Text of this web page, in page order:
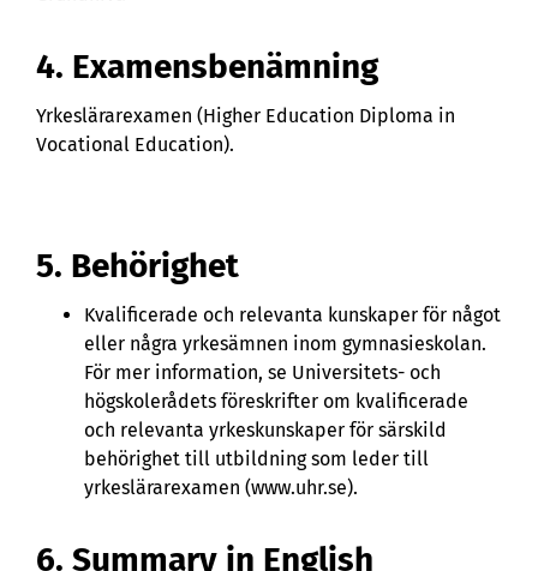
4. Examensbenämning
Yrkeslärarexamen (Higher Education Diploma in
Vocational Education).
5. Behörighet
Kvalificerade och relevanta kunskaper för något
eller några yrkesämnen inom gymnasieskolan.
För mer information, se Universitets- och
högskolerådets föreskrifter om kvalificerade
och relevanta yrkeskunskaper för särskild
behörighet till utbildning som leder till
yrkeslärarexamen (www.uhr.se).
6. Summary in English